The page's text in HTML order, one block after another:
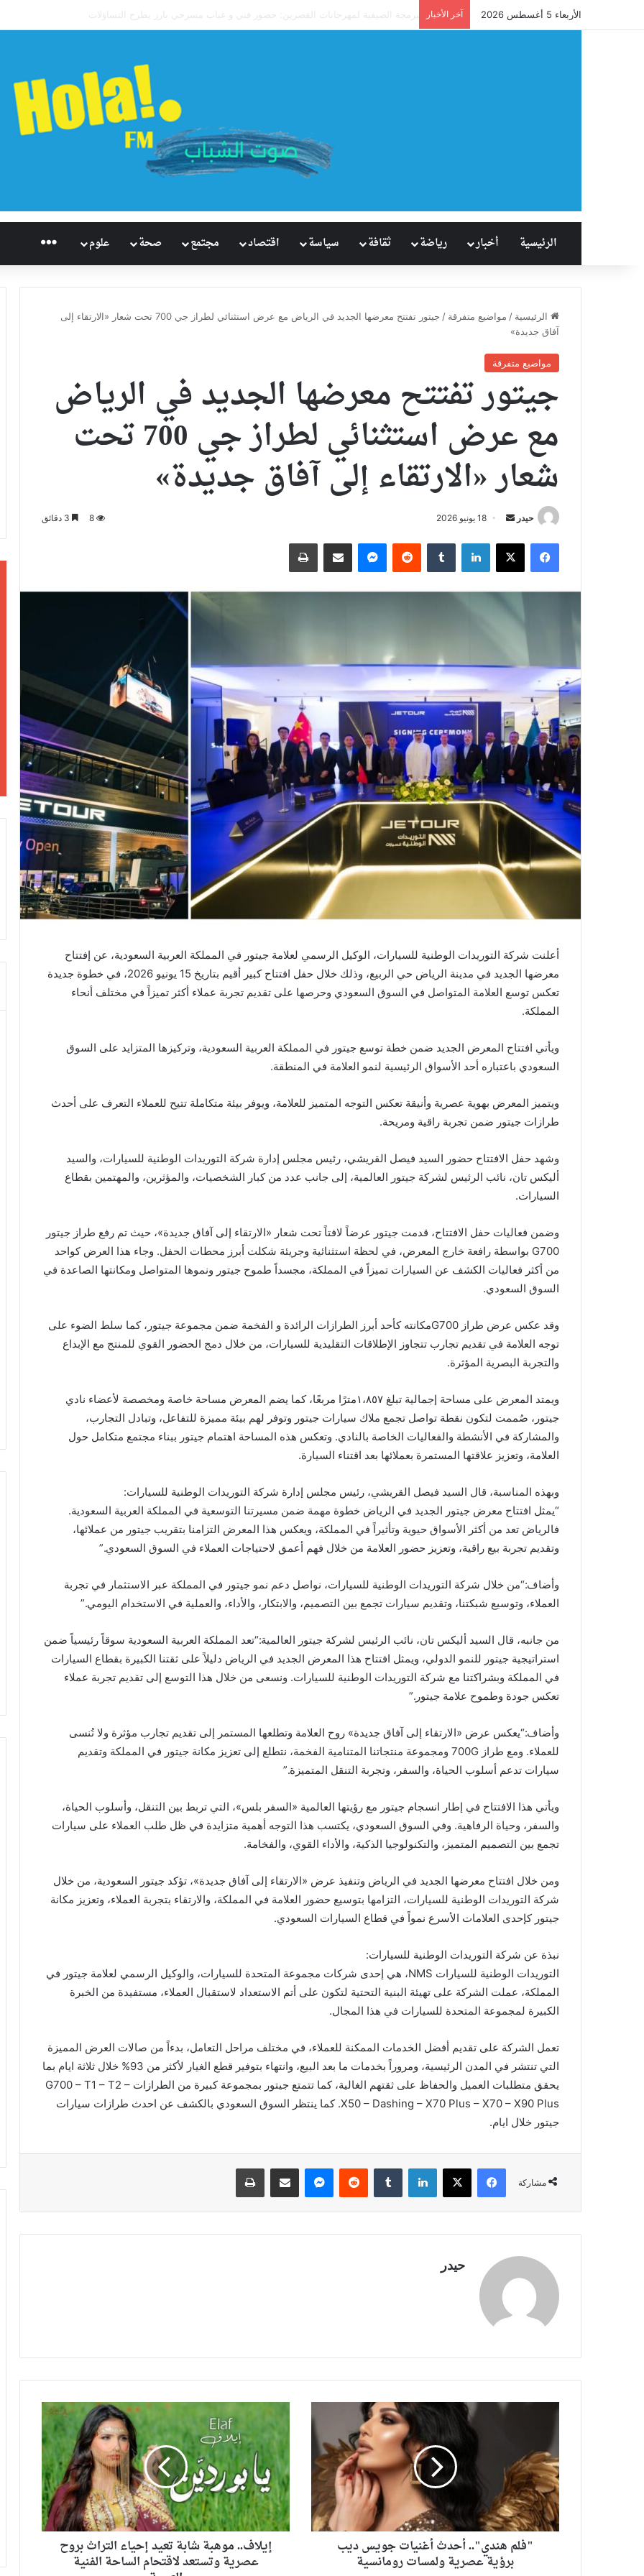
الأربعاء 5 أغسطس 2026 آخر الأخبار آل نصفان يحقق إنجازًا تاريخيًا للإسكواش السعودي.. سابع العالم وأول آسيوي يبلغ ربع نهائي بطولة العالم
الرئيسية أخبار رياضة ثقافة سياسة اقتصاد مجتمع صحة علوم راديو هُلاَ‎
الرئيسية / مواضيع متفرقة /
جيتور تفتتح معرضها الجديد في الرياض مع عرض استثنائي لطراز جي 700 تحت شعار «الارتقاء إلى
آفاق جديدة»
مواضيع متفرقة
جيتور تفتتح معرضها الجديد في الرياض
مع عرض استثنائي لطراز جي 700 تحت
شعار «الارتقاء إلى آفاق جديدة»
حيدر
أرسل
إلكترونيا
18 يونيو 2026 8
فيسبوك X لينكدإن ماسنجر نشر بالبريد الالكترونيطباعة
أعلنت شركة التوريدات الوطنية للسيارات، الوكيل الرسمي لعلامة جيتور في المملكة العربية السعودية، عن إفتتاح
معرضها الجديد في مدينة الرياض حي الربيع، وذلك خلال حفل افتتاح كبير أقيم بتاريخ 15 يونيو 2026، في خطوة جديدة
تعكس توسع العلامة المتواصل في السوق السعودي وحرصها على تقديم تجربة عملاء أكثر تميزاً في مختلف أنحاء
المملكة.
ويأتي افتتاح المعرض الجديد ضمن خطة توسع جيتور في المملكة العربية السعودية، وتركيزها المتزايد على السوق
السعودي باعتباره أحد الأسواق الرئيسية لنمو العلامة في المنطقة.
ويتميز المعرض بهوية عصرية وأنيقة تعكس التوجه المتميز للعلامة، ويوفر بيئة متكاملة تتيح للعملاء التعرف على أحدث
طرازات جيتور ضمن تجربة راقية ومريحة.
وشهد حفل الافتتاح حضور السيد فيصل القريشي، رئيس مجلس إدارة شركة التوريدات الوطنية للسيارات، والسيد
أليكس تان، نائب الرئيس لشركة جيتور العالمية، إلى جانب عدد من كبار الشخصيات، والمؤثرين، والمهتمين بقطاع
السيارات.
وضمن فعاليات حفل الافتتاح، قدمت جيتور عرضاً لافتاً تحت شعار «الارتقاء إلى آفاق جديدة»، حيث تم رفع طراز جيتور
G700 بواسطة رافعة خارج المعرض، في لحظة استثنائية وجريئة شكلت أبرز محطات الحفل. وجاء هذا العرض كواحد
من أكثر فعاليات الكشف عن السيارات تميزاً في المملكة، مجسداً طموح جيتور ونموها المتواصل ومكانتها الصاعدة في
السوق السعودي.
وقد عكس عرض طراز G700مكانته كأحد أبرز الطرازات الرائدة و الفخمة ضمن مجموعة جيتور، كما سلط الضوء على
توجه العلامة في تقديم تجارب تتجاوز الإطلاقات التقليدية للسيارات، من خلال دمج الحضور القوي للمنتج مع الإبداع
والتجربة البصرية المؤثرة.
ويمتد المعرض على مساحة إجمالية تبلغ ١،٨٥٧مترًا مربعًا، كما يضم المعرض مساحة خاصة ومخصصة لأعضاء نادي
جيتور، صُممت لتكون نقطة تواصل تجمع ملاك سيارات جيتور وتوفر لهم بيئة مميزة للتفاعل، وتبادل التجارب،
والمشاركة في الأنشطة والفعاليات الخاصة بالنادي. وتعكس هذه المساحة اهتمام جيتور ببناء مجتمع متكامل حول
العلامة، وتعزيز علاقتها المستمرة بعملائها بعد اقتناء السيارة.
وبهذه المناسبة، قال السيد فيصل القريشي، رئيس مجلس إدارة شركة التوريدات الوطنية للسيارات:
“يمثل افتتاح معرض جيتور الجديد في الرياض خطوة مهمة ضمن مسيرتنا التوسعية في المملكة العربية السعودية.
فالرياض تعد من أكثر الأسواق حيوية وتأثيراً في المملكة، ويعكس هذا المعرض التزامنا بتقريب جيتور من عملائها،
وتقديم تجربة بيع راقية، وتعزيز حضور العلامة من خلال فهم أعمق لاحتياجات العملاء في السوق السعودي.”
وأضاف:“من خلال شركة التوريدات الوطنية للسيارات، نواصل دعم نمو جيتور في المملكة عبر الاستثمار في تجربة
العملاء، وتوسيع شبكتنا، وتقديم سيارات تجمع بين التصميم، والابتكار، والأداء، والعملية في الاستخدام اليومي.”
من جانبه، قال السيد أليكس تان، نائب الرئيس لشركة جيتور العالمية:“تعد المملكة العربية السعودية سوقاً رئيسياً ضمن
استراتيجية جيتور للنمو الدولي، ويمثل افتتاح هذا المعرض الجديد في الرياض دليلاً على ثقتنا الكبيرة بقطاع السيارات
في المملكة وبشراكتنا مع شركة التوريدات الوطنية للسيارات. ونسعى من خلال هذا التوسع إلى تقديم تجربة عملاء
تعكس جودة وطموح علامة جيتور.”
وأضاف:“يعكس عرض «الارتقاء إلى آفاق جديدة» روح العلامة وتطلعها المستمر إلى تقديم تجارب مؤثرة ولا تُنسى
للعملاء. ومع طراز 700G ومجموعة منتجاتنا المتنامية الفخمة، نتطلع إلى تعزيز مكانة جيتور في المملكة وتقديم
سيارات تدعم أسلوب الحياة، والسفر، وتجربة التنقل المتميزة.”
ويأتي هذا الافتتاح في إطار انسجام جيتور مع رؤيتها العالمية «السفر بلس»، التي تربط بين التنقل، وأسلوب الحياة،
والسفر، وحياة الرفاهية. وفي السوق السعودي، يكتسب هذا التوجه أهمية متزايدة في ظل طلب العملاء على سيارات
تجمع بين التصميم المتميز، والتكنولوجيا الذكية، والأداء القوي، والفخامة.
ومن خلال افتتاح معرضها الجديد في الرياض وتنفيذ عرض «الارتقاء إلى آفاق جديدة»، تؤكد جيتور السعودية، من خلال
شركة التوريدات الوطنية للسيارات، التزامها بتوسيع حضور العلامة في المملكة، والارتقاء بتجربة العملاء، وتعزيز مكانة
جيتور كإحدى العلامات الأسرع نمواً في قطاع السيارات السعودي.
نبذة عن شركة التوريدات الوطنية للسيارات:
التوريدات الوطنية للسيارات NMS، هي إحدى شركات مجموعة المتحدة للسيارات، والوكيل الرسمي لعلامة جيتور في
المملكة، عملت الشركة على تهيئة البنية التحتية لتكون على أتم الاستعداد لاستقبال العملاء، مستفيدة من الخبرة
الكبيرة لمجموعة المتحدة للسيارات في هذا المجال.
تعمل الشركة على تقديم أفضل الخدمات الممكنة للعملاء، في مختلف مراحل التعامل، بدءاً من صالات العرض المميزة
التي تنتشر في المدن الرئيسية، ومروراً بخدمات ما بعد البيع، وانتهاء بتوفير قطع الغيار لأكثر من 93% خلال ثلاثة ايام بما
يحقق متطلبات العميل والحفاظ على ثقتهم الغالية، كما تتمتع جيتور بمجموعة كبيرة من الطرازات G700 – T1 – T2 –
X50 – Dashing – X70 Plus – X70 – X90 Plus. كما ينتظر السوق السعودي بالكشف عن احدث طرازات سيارات
جيتور خلال ايام.
مشاركة
فيسبوك X لينكدإن ماسنجر نشر بالبريد الالكترونيطباعة
حيدر
"فلم هندي".. أحدث أغنيات جويس ديب
برؤية عصرية ولمسات رومانسية
إيلاف.. موهبة شابة تعيد إحياء التراث بروح
عصرية وتستعد لاقتحام الساحة الفنية
ووزراء
يقدمون
لأسرة
بن
لادن
في
سحر
بن
لادن
محافظ جدة وأمراء ووزراء يقدمون
واجب العزاء لأسرة بن لادن في وفاة
السيدة سحر بن لادن
رئيس
الحكومة
بتكريم
عناصر
للحرس
الوطني
المشاركة
الاخيرة
رئيس الحكومة يقوم بتكريم عناصر
الوحدة المختصة للحرس الوطني
المشاركة في عملية الشعانبي الاخيرة